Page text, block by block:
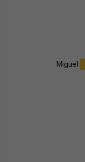
Miguel